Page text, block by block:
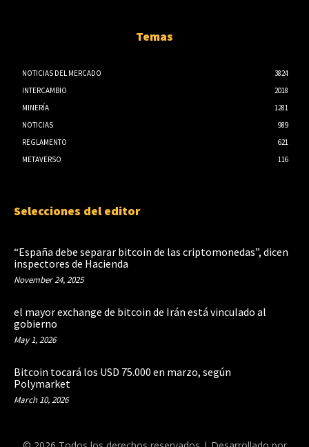
Temas
NOTICIAS DEL MERCADO
3824
INTERCAMBIO
2018
MINERÍA
1281
NOTICIAS
989
REGLAMENTO
621
METAVERSO
116
Selecciones del editor
“España debe separar bitcoin de las criptomonedas”, dicen
inspectores de Hacienda
November 24, 2025
el mayor exchange de bitcoin de Irán está vinculado al
gobierno
May 1, 2026
Bitcoin tocará los USD 75.000 en marzo, según
Polymarket
March 10, 2026